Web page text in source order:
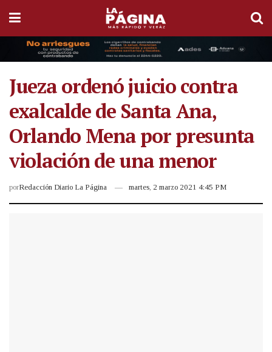
Jueza ordenó juicio contra
exalcalde de Santa Ana,
Orlando Mena por presunta
violación de una menor
porRedacción Diario La Página martes, 2 marzo 2021 4:45 PM